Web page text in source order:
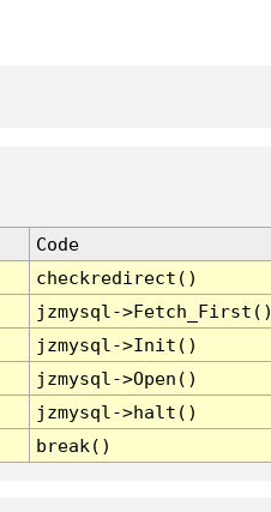
Code
checkredirect()
jzmysql-
jzmysql->Init()
jzmysql->Open()
jzmysql->halt()
break()